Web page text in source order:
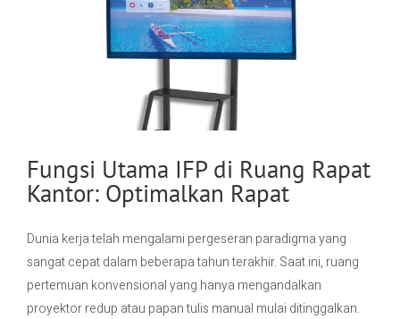
Fungsi Utama IFP di Ruang Rapat
Kantor: Optimalkan Rapat
Dunia kerja telah mengalami pergeseran paradigma yang
sangat cepat dalam beberapa tahun terakhir. Saat ini, ruang
pertemuan konvensional yang hanya mengandalkan
proyektor redup atau papan tulis manual mulai ditinggalkan.